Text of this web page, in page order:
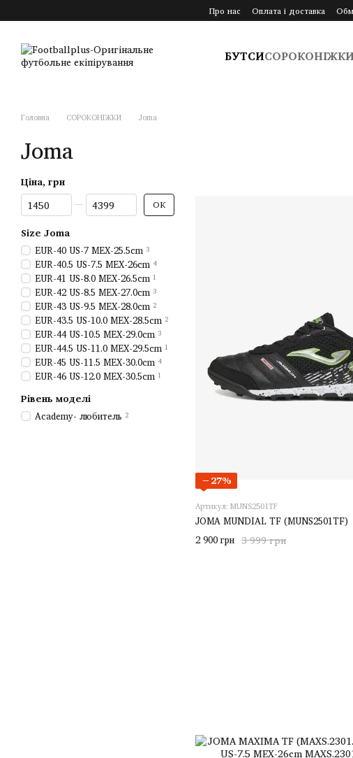
Про нас Оплата і доставка
БУТСИСОРОКОНІЖКИ
Головна СОРОКОНІЖКИ Joma
Joma
−27%
Артикул: MUNS2501TF
JOMA MUNDIAL TF (MUNS2501TF)
3 999 грн
2 900 грн
Ціна, грн
Від Ціна, грн
До Ціна, грн ОК
Size Joma
EUR-40 US-7 MEX-25.5cm 3
EUR-40.5 US-7.5 MEX-26cm 4
EUR-41 US-8.0 MEX-26.5cm 1
EUR-42 US-8.5 MEX-27.0cm 3
EUR-43 US-9.5 MEX-28.0cm 2
EUR-43.5 US-10.0 MEX-28.5cm 2
EUR-44 US-10.5 MEX-29.0cm 3
EUR-44.5 US-11.0 MEX-29.5cm 1
EUR-45 US-11.5 MEX-30.0cm 4
EUR-46 US-12.0 MEX-30.5cm 1
Рівень моделі
Academy- любитель 2